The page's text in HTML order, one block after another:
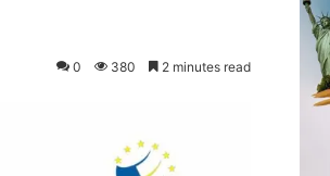
0 380 2 minutes read